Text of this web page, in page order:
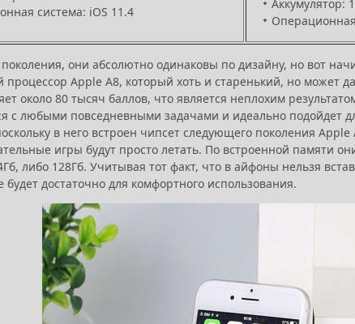
система: iOS 11.4
Аккумулятор:
они абсолютно одинаковы по дизайну, но вот
Apple A8, который хоть и старенький, но может
около 80 тысяч баллов, что является неплохим
с любыми повседневными задачами и идеально подойдет
в него встроен чипсет следующего поколения
игры будут просто летать. По встроенной памяти
либо 128Гб. Учитывая тот факт, что в айфоны нельзя
достаточно для комфортного использования.